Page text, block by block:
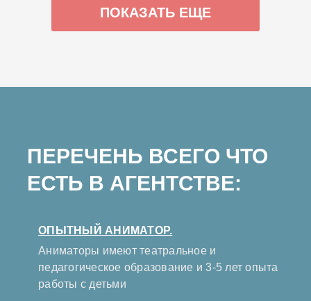
ПОКАЗАТЬ ЕЩЕ
ПЕРЕЧЕНЬ ВСЕГО ЧТО
ЕСТЬ В АГЕНТСТВЕ:
ОПЫТНЫЙ АНИМАТОР.
Аниматоры имеют театральное и
педагогическое образование и 3-5 лет опыта
работы с детьми